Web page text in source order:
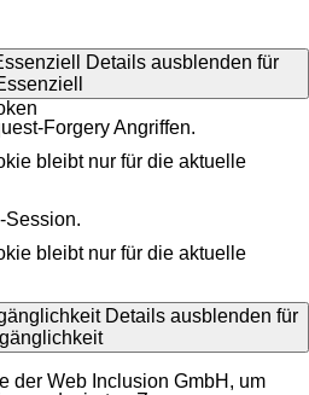
Details ausblenden für
Forgery Angriffen.
bleibt nur für die aktuelle
Session.
bleibt nur für die aktuelle
Details ausblenden für
der Web Inclusion GmbH, um